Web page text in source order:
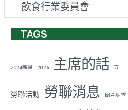
飲食行業委員會
TAGS
2024薪酬 2026 主席的話 五一
勞聯活動 勞聯消息 問卷調查